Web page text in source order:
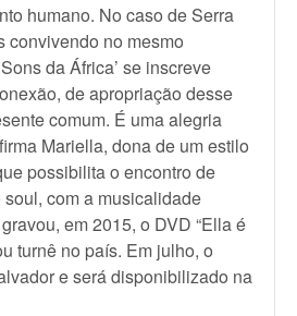
humano. No caso de Serra
convivendo no mesmo
da África’ se inscreve
de apropriação desse
comum. É uma alegria
Mariella, dona de um estilo
possibilita o encontro de
com a musicalidade
em 2015, o DVD “Ella é
turnê no país. Em julho, o
e será disponibilizado na